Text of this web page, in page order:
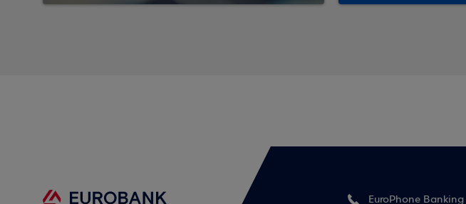
EuroPhone Banking